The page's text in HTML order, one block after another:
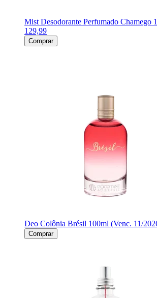
Mist Desodorante Perfumado Chamego
129,99
Comprar
Deo Colônia Brésil 100ml (Venc. 11/
Comprar